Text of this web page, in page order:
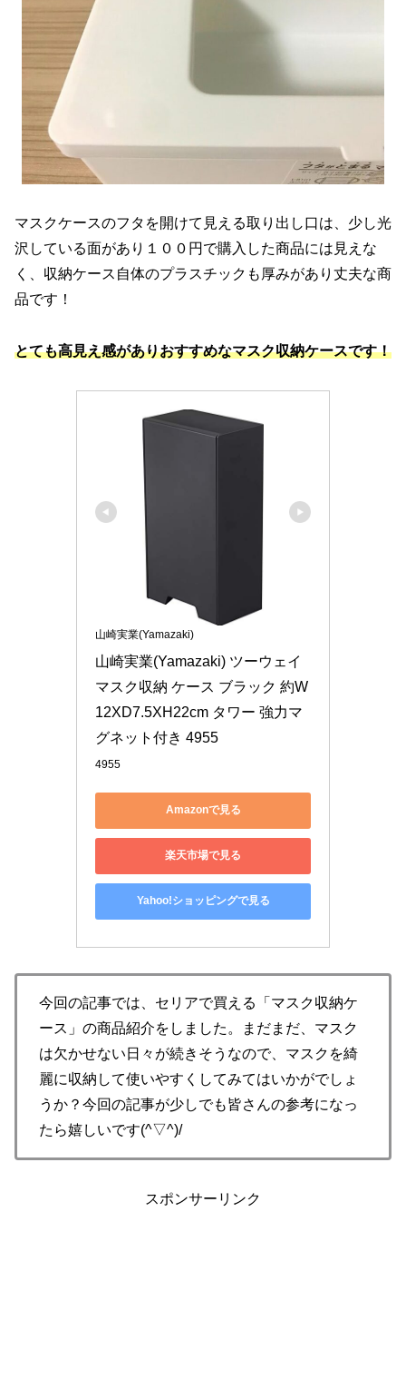
マスクケースのフタを開けて見える取り出し口は、少し光
沢している面があり１００円で購入した商品には見えな
く、収納ケース自体のプラスチックも厚みがあり丈夫な商
品です！
とても高見え感がありおすすめなマスク収納ケースです！
山崎実業(Yamazaki)
山崎実業(Yamazaki) ツーウェイ
マスク収納 ケース ブラック 約W
12XD7.5XH22cm タワー 強力マ
グネット付き 4955
4955
Amazonで見る
楽天市場で見る
Yahoo!ショッピングで見る
今回の記事では、セリアで買える「マスク収納ケ
ース」の商品紹介をしました。まだまだ、マスク
は欠かせない日々が続きそうなので、マスクを綺
麗に収納して使いやすくしてみてはいかがでしょ
うか？今回の記事が少しでも皆さんの参考になっ
たら嬉しいです(^▽^)/
スポンサーリンク